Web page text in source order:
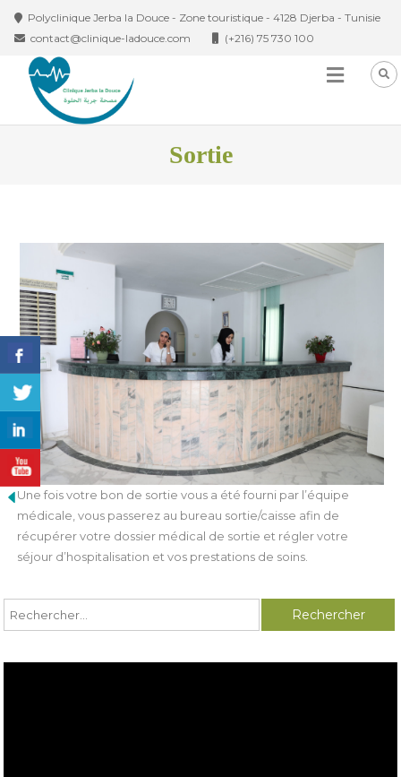
Skip to content
Polyclinique Jerba la Douce - Zone touristique - 4128 Djerba - Tunisie
contact@clinique-ladouce.com
(+216) 75 730 100
Sortie
Une fois votre bon de sortie vous a été fourni par l’équipe
médicale, vous passerez au bureau sortie/caisse afin de
récupérer votre dossier médical de sortie et régler votre
séjour d’hospitalisation et vos prestations de soins.
Rechercher :